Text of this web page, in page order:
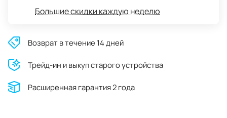
Большие скидки каждую неделю
Возврат в течение 14 дней
Трейд-ин и выкуп старого устройства
Расширенная гарантия 2 года